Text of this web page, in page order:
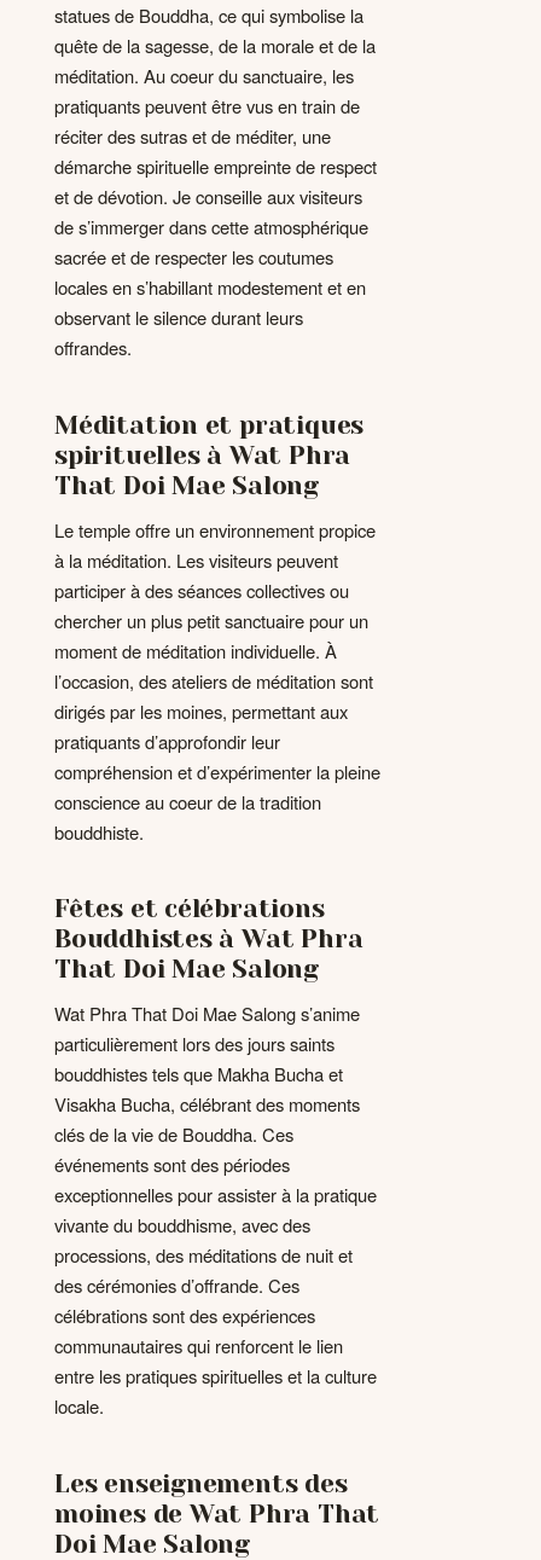
statues de Bouddha, ce qui symbolise la
quête de la sagesse, de la morale et de la
méditation. Au coeur du sanctuaire, les
pratiquants peuvent être vus en train de
réciter des sutras et de méditer, une
démarche spirituelle empreinte de respect
et de dévotion. Je conseille aux visiteurs
de s’immerger dans cette atmosphérique
sacrée et de respecter les coutumes
locales en s’habillant modestement et en
observant le silence durant leurs
offrandes.
Méditation et pratiques
spirituelles à Wat Phra
That Doi Mae Salong
Le temple offre un environnement propice
à la méditation. Les visiteurs peuvent
participer à des séances collectives ou
chercher un plus petit sanctuaire pour un
moment de méditation individuelle. À
l’occasion, des ateliers de méditation sont
dirigés par les moines, permettant aux
pratiquants d’approfondir leur
compréhension et d’expérimenter la pleine
conscience au coeur de la tradition
bouddhiste.
Fêtes et célébrations
Bouddhistes à Wat Phra
That Doi Mae Salong
Wat Phra That Doi Mae Salong s’anime
particulièrement lors des jours saints
bouddhistes tels que Makha Bucha et
Visakha Bucha, célébrant des moments
clés de la vie de Bouddha. Ces
événements sont des périodes
exceptionnelles pour assister à la pratique
vivante du bouddhisme, avec des
processions, des méditations de nuit et
des cérémonies d’offrande. Ces
célébrations sont des expériences
communautaires qui renforcent le lien
entre les pratiques spirituelles et la culture
locale.
Les enseignements des
moines de Wat Phra That
Doi Mae Salong